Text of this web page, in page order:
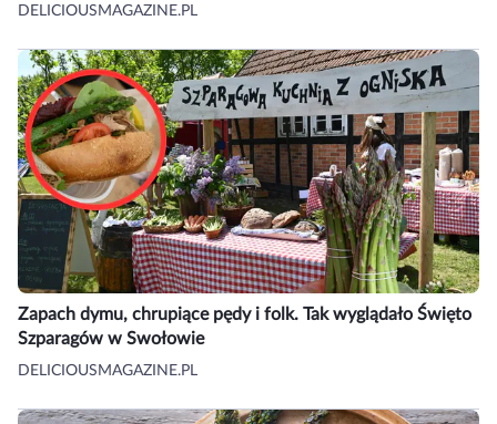
DELICIOUSMAGAZINE.PL
Zapach dymu, chrupiące pędy i folk. Tak wyglądało Święto
Szparagów w Swołowie
DELICIOUSMAGAZINE.PL